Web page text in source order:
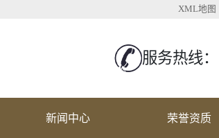
XML地图
服务热线：
新闻中心 荣誉资质